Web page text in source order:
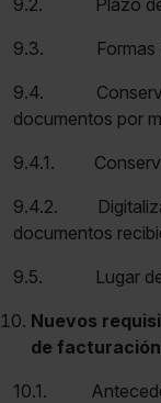
9.3. Formas
9.4.
documentos por
9.4.1.
9.4.2.
documentos
9.5. Lugar de
Nuevos
de facturación
10.1.